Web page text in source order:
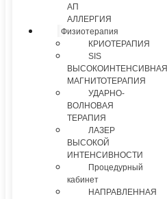
АП
АЛЛЕРГИЯ
Физиотерапия
КРИОТЕРАПИЯ
SIS
ВЫСОКОИНТЕНСИВНАЯ
МАГНИТОТЕРАПИЯ
УДАРНО-
ВОЛНОВАЯ
ТЕРАПИЯ
ЛАЗЕР
ВЫСОКОЙ
ИНТЕНСИВНОСТИ
Процедурный
кабинет
НАПРАВЛЕННАЯ